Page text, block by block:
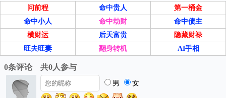
问前程 命中贵人
第一桶金
命中小人
命中劫财
命中债主
横财运
后天富贵
隐藏财禄
旺夫旺妻
翻身转机 AI手相